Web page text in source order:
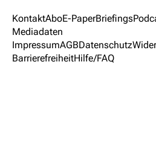
KontaktAboE-PaperBriefings
Mediadaten
ImpressumAGBDatenschutz
BarrierefreiheitHilfe/FAQ